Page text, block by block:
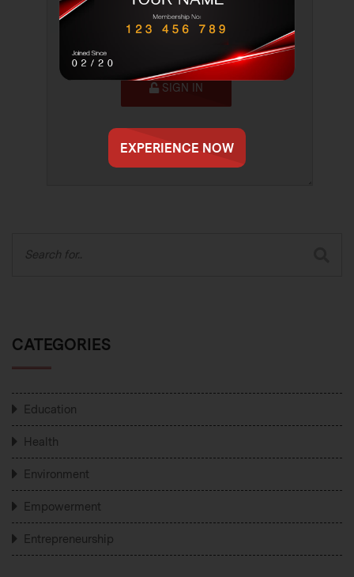
EXPERIENCE NOW
SIGN IN
CATEGORIES
Education
Health
Environment
Empowerment
Entrepreneurship